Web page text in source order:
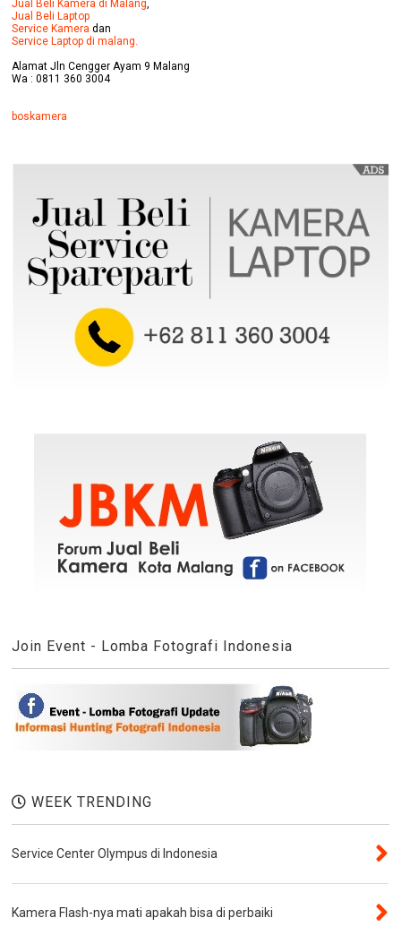
Jual Beli Kamera di Malang
Jual Beli Laptop
Service Kamera dan
Service Laptop di malang.
Alamat Jln Cengger Ayam 9 Malang
Wa : 0811 360 3004
boskamera
Join Event - Lomba Fotografi Indonesia
WEEK TRENDING
Service Center Olympus di Indonesia
Kamera Flash-nya mati apakah bisa di perbaiki